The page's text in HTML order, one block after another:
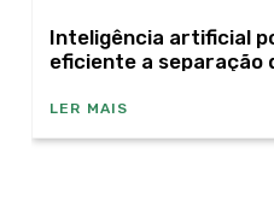
Inteligência artificial
eficiente a
LER MAIS